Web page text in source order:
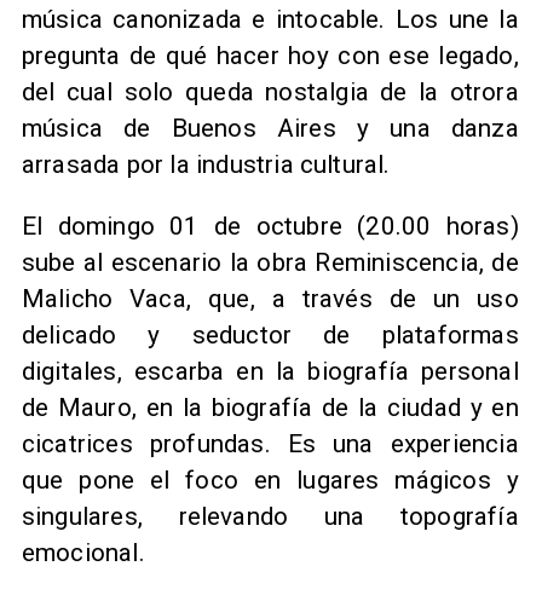
música canonizada e intocable. Los une la
pregunta de qué hacer hoy con ese legado,
del cual solo queda nostalgia de la otrora
música de Buenos Aires y una danza
arrasada por la industria cultural.
El domingo 01 de octubre (20.00 horas)
sube al escenario la obra Reminiscencia, de
Malicho Vaca, que, a través de un uso
delicado y seductor de plataformas
digitales, escarba en la biografía personal
de Mauro, en la biografía de la ciudad y en
cicatrices profundas. Es una experiencia
que pone el foco en lugares mágicos y
singulares, relevando una topografía
emocional.